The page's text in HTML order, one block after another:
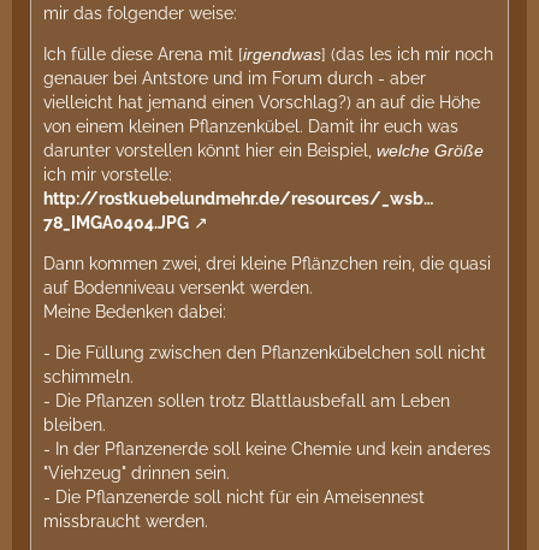
mir das folgender weise:
Ich fülle diese Arena mit [irgendwas] (das les ich mir noch
genauer bei Antstore und im Forum durch - aber
vielleicht hat jemand einen Vorschlag?) an auf die Höhe
von einem kleinen Pflanzenkübel. Damit ihr euch was
darunter vorstellen könnt hier ein Beispiel, welche Größe
ich mir vorstelle:
http://rostkuebelundmehr.de/resources/_wsb…
78_IMGA0404.JPG
Dann kommen zwei, drei kleine Pflänzchen rein, die quasi
auf Bodenniveau versenkt werden.
Meine Bedenken dabei:
- Die Füllung zwischen den Pflanzenkübelchen soll nicht
schimmeln.
- Die Pflanzen sollen trotz Blattlausbefall am Leben
bleiben.
- In der Pflanzenerde soll keine Chemie und kein anderes
"Viehzeug" drinnen sein.
- Die Pflanzenerde soll nicht für ein Ameisennest
missbraucht werden.